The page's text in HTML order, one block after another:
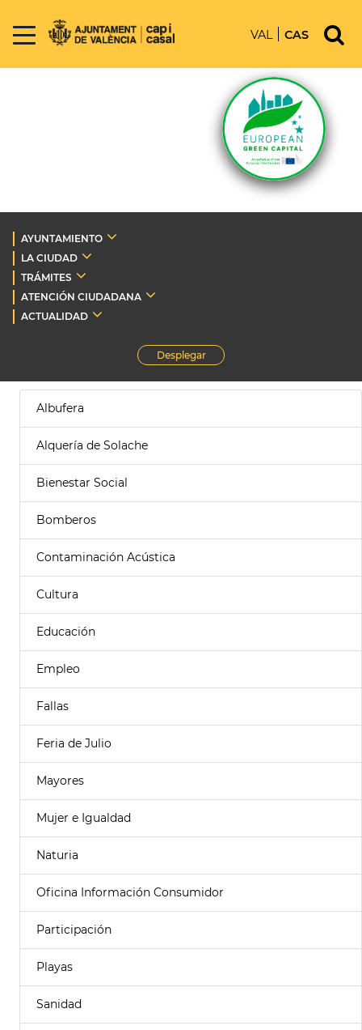
VAL CAS
AYUNTAMIENTO
LA CIUDAD
TRÁMITES
ATENCIÓN CIUDADANA
ACTUALIDAD
Desplegar
Albufera
Alquería de Solache
Bienestar Social
Bomberos
Contaminación Acústica
Cultura
Educación
Empleo
Fallas
Feria de Julio
Mayores
Mujer e Igualdad
Naturia
Oficina Información Consumidor
Participación
Playas
Sanidad